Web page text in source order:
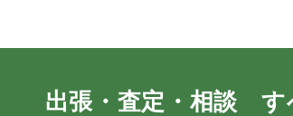
出張・査定・相談 す